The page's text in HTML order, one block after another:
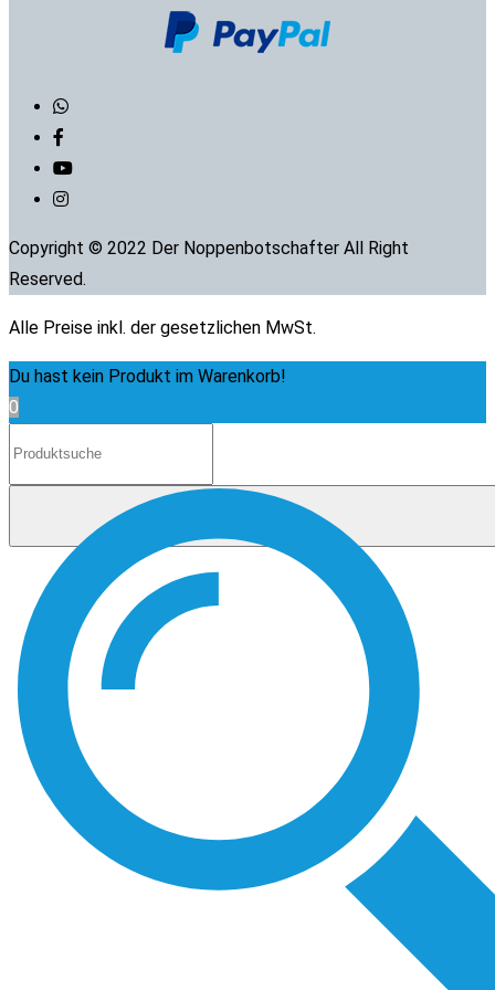
Copyright © 2022 Der Noppenbotschafter All Right
Reserved.
Alle Preise inkl. der gesetzlichen MwSt.
Du hast kein Produkt im Warenkorb!
0